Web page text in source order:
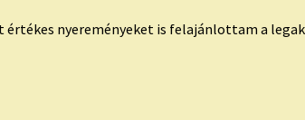
értékes nyereményeket is felajánlottam a